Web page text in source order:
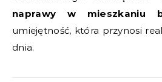
naprawy w mieszkaniu
umiejętność, która przynosi
dnia.